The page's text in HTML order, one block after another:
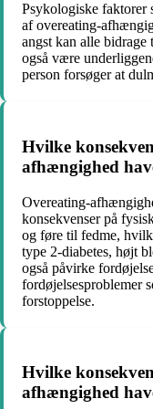
Psykologiske faktorer
af overeating-
angst kan alle
også være
person forsøger at
Hvilke
afhængighed
Overeating-
konsekvenser på
og føre til fedme,
type 2-diabetes, højt
også påvirke
fordøjelsesproblemer
forstoppelse.
Hvilke
afhængighed